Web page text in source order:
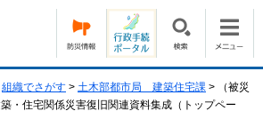
組織でさがす > 土木部都市局 建築住宅課 >
（被災
・住宅関係災害復旧関連資料集成（トップペー